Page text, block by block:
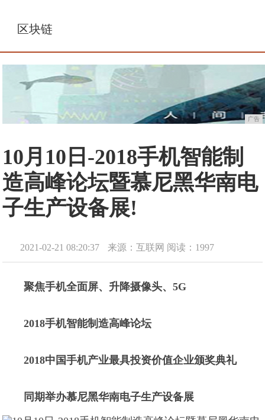
区块链
广告
10月10日-2018手机智能制
造高峰论坛暨慕尼黑华南电
子生产设备展!
2021-02-21 08:20:37 来源：互联网 阅读：1997
聚焦手机全面屏、升降摄像头、5G
2018手机智能制造高峰论坛
2018中国手机产业最具投资价值企业颁奖典礼
同期举办慕尼黑华南电子生产设备展